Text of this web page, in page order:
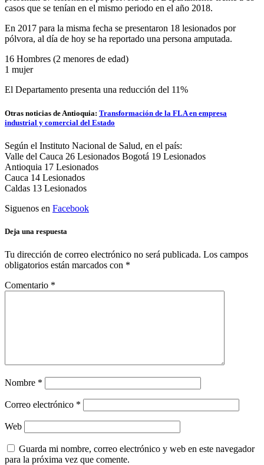
casos que se tenían en el mismo periodo en el año 2018.
En 2017 para la misma fecha se presentaron 18 lesionados por
pólvora, al día de hoy se ha reportado una persona amputada.
16 Hombres (2 menores de edad)
1 mujer
El Departamento presenta una reducción del 11%
Otras noticias de Antioquia: Transformación de la FLA en empresa
industrial y comercial del Estado
Según el Instituto Nacional de Salud, en el país:
Valle del Cauca 26 Lesionados Bogotá 19 Lesionados
Antioquia 17 Lesionados
Cauca 14 Lesionados
Caldas 13 Lesionados
Siguenos en Facebook
Deja una respuesta
Tu dirección de correo electrónico no será publicada. Los campos
obligatorios están marcados con *
Comentario *
Nombre *
Correo electrónico *
Web
Guarda mi nombre, correo electrónico y web en este navegador
para la próxima vez que comente.